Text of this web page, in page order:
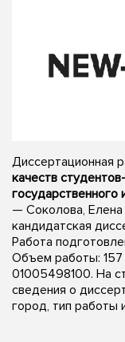
Диссертационная
качеств
государственного
— Соколова, Елена
кандидатская
Работа
Объем работы: 157
01005498100. На
сведения о
город, тип работы